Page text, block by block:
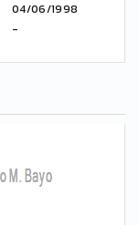
04/06/1998
-